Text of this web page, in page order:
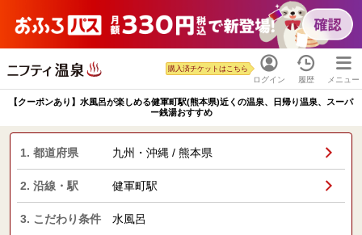
ログイン
購入済チケットはこちら
履歴 メニュー
【クーポンあり】水風呂が楽しめる健軍町駅(熊本県)近くの温泉、日帰り温泉、スーパ
ー銭湯おすすめ
1. 都道府県 九州・沖縄 / 熊本県
2. 沿線・駅 健軍町駅
3. こだわり条件 水風呂